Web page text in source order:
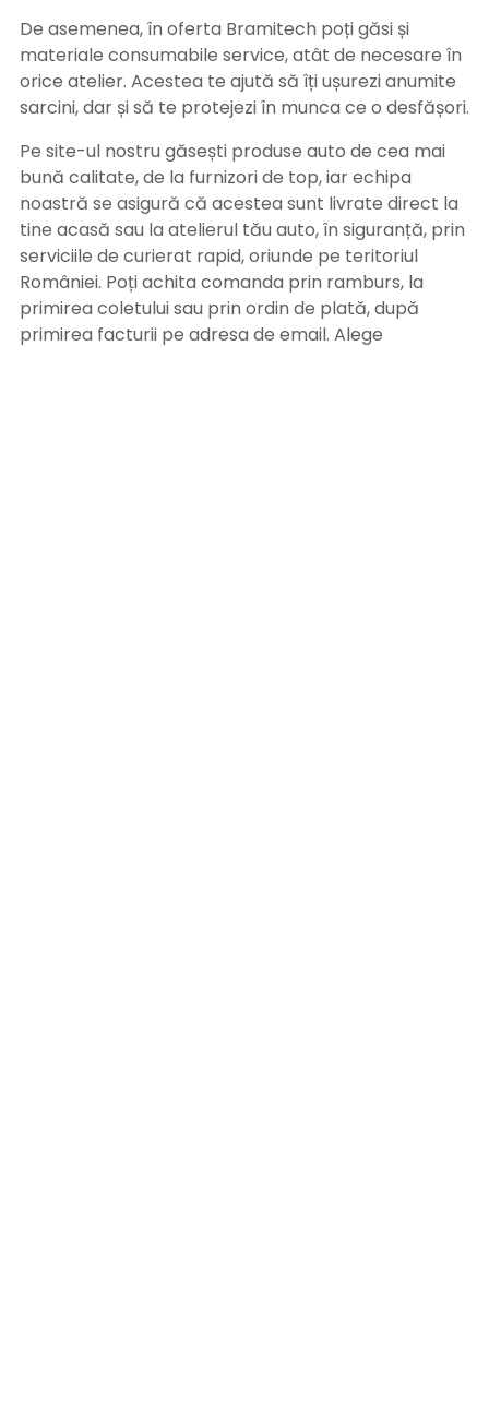
De asemenea, în oferta Bramitech poți găsi și
materiale consumabile service, atât de necesare în
orice atelier. Acestea te ajută să îți ușurezi anumite
sarcini, dar și să te protejezi în munca ce o desfășori.
Pe site-ul nostru găsești produse auto de cea mai
bună calitate, de la furnizori de top, iar echipa
noastră se asigură că acestea sunt livrate direct la
tine acasă sau la atelierul tău auto, în siguranță, prin
serviciile de curierat rapid, oriunde pe teritoriul
României. Poți achita comanda prin ramburs, la
primirea coletului sau prin ordin de plată, după
primirea facturii pe adresa de email. Alege